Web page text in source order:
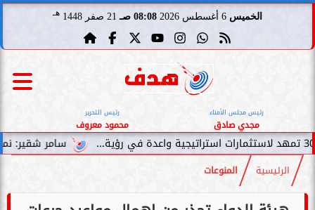
الخميس 08:08 صـ 21 صفر 1448 هـ
رئيس مجلس الأمناء
مجدي صادق
رئيس التحرير
محمود معروف
سامر شقير: نمو صناديق
الرئيسية المنوعات